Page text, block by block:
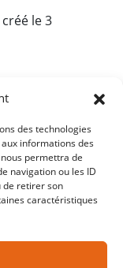
des technologies
informations des
permettra de
navigation ou les ID
de retirer son
caractéristiques
le 3